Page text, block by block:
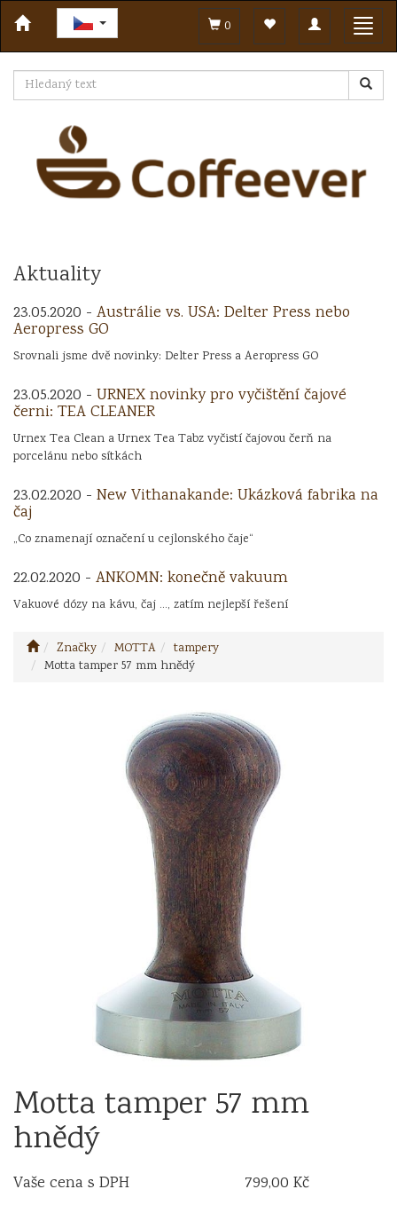
Toggle
navigation
0
Aktuality
23.05.2020 - Austrálie vs. USA: Delter Press nebo
Aeropress GO
Srovnali jsme dvě novinky: Delter Press a Aeropress GO
23.05.2020 - URNEX novinky pro vyčištění čajové
černi: TEA CLEANER
Urnex Tea Clean a Urnex Tea Tabz vyčistí čajovou čerň na
porcelánu nebo sítkách
23.02.2020 - New Vithanakande: Ukázková fabrika na
čaj
„Co znamenají označení u cejlonského čaje“
22.02.2020 - ANKOMN: konečně vakuum
Vakuové dózy na kávu, čaj ..., zatím nejlepší řešení
Značky MOTTA
tampery
Motta tamper 57 mm hnědý
Motta tamper 57 mm
hnědý
Vaše cena s DPH
799,00 Kč